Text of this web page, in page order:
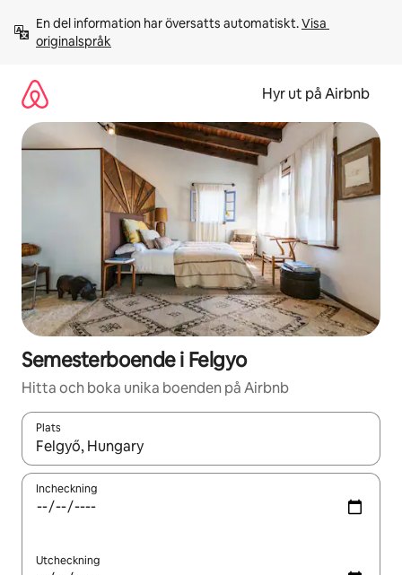
innehåll
En del information har översatts automatiskt. Visa
originalspråk
Hyr ut på Airbnb
Semesterboende i Felgyo
Hitta och boka unika boenden på Airbnb
Plats
När resultaten är tillgängliga kan du navigera med upp- och
Incheckning
Utcheckning